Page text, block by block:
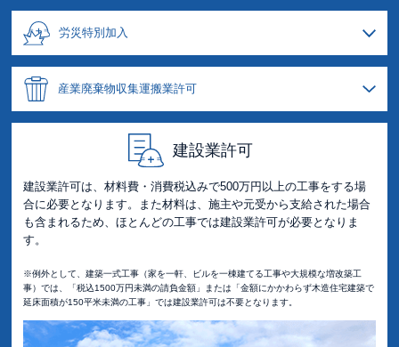
労災特別加入
産業廃棄物収集運搬業許可
建設業許可
建設業許可は、材料費・消費税込みで500万円以上の工事をする場
合に必要となります。また材料は、施主や元受から支給された場合
も含まれるため、ほとんどの工事では建設業許可が必要となりま
す。
※例外として、建築一式工事（家を一軒、ビルを一棟建てる工事や大規模な増改築工
事）では、「税込1500万円未満の請負金額」または「金額にかかわらず木造住宅建築で
延床面積が150平米未満の工事」では建設業許可は不要となります。